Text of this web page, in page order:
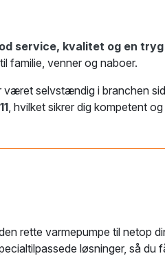
service, kvalitet og en
familie, venner og naboer.
været selvstændig i branchen
, hvilket sikrer dig kompetent
rette varmepumpe til netop
løsninger, så du